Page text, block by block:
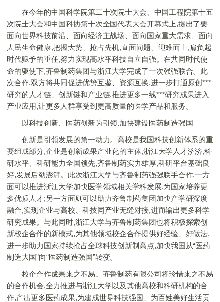
在今年的中国科学院第二十次院士大会、中国工程院第十五
次院士大会和中国科协第十次全国代表大会开幕式上,提出了要
面向世界科技前沿、面向经济主战场、面向国家重大需求、面向
人民生命健康,把握大势、抢占先机,直面问题、迎难而上,肩负起
时代赋予的重任,努力实现高水平科技自立自强。在共同时代使
命的驱使下,齐鲁制药集团与浙江大学完成了一次强强联合。此
次合作,双方将共同促进优势互鉴、资源互换,进一步打通原创***
研究的人才链、创新链和产业链,推进更多一线***研究成果进入
产业应用,让更多人群享受到更高质量的医学产品和服务。
以科技创新、医药创新为引领,加快建设医药制造强国
创新是引领发展的第一动力。高校是我国科技创新体系的重
要组成部分,企业是创新成果产业化的主体,浙江大学人才济济,科
研水平、科研能力全国领先,齐鲁制药实力雄厚,科研平台基础良
好,发展后劲澎湃。此次浙江大学与齐鲁制药强强联手合作,一方
面可以推进浙江大学加快医学领域相关学科发展,为国家培养更
多优质人才;另一方面则可以助力齐鲁制药集团加快产学研深度
融合,实现企业与高校、科技同产业无缝对接,进而输出更多科学
研究成果。与此同时,浙江大学与齐鲁制药集团也将积极探索创
新校企合作的新模式,为其他领域校企合作提供好经验、好做法,
进一步助力国家持续抢占全球科技创新制高点,加快我国从“医药
制造大国”向“医药制造强国”转变。
校企合作成果来之不易。齐鲁制药有限公司将珍惜来之不易
的合作机会,全力推进与浙江大学以及其他高校和科研机构的合
作,产出更多医药成果,为建成世界科技强国、为百姓美好生活贡